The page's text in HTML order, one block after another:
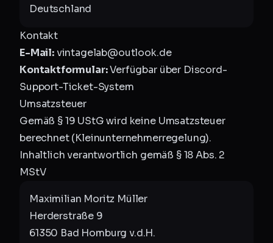
Deutschland
Kontakt
E-Mail:vintagelab@outlook.de
Kontaktformular:Verfügbar über Discord-
Support-Ticket-System
Umsatzsteuer
Gemäß § 19 UStG wird keine Umsatzsteuer
berechnet (Kleinunternehmerregelung).
Inhaltlich verantwortlich gemäß § 18 Abs. 2
MStV
Maximilian Moritz Müller
Herderstraße 9
61350 Bad Homburg v.d.H.